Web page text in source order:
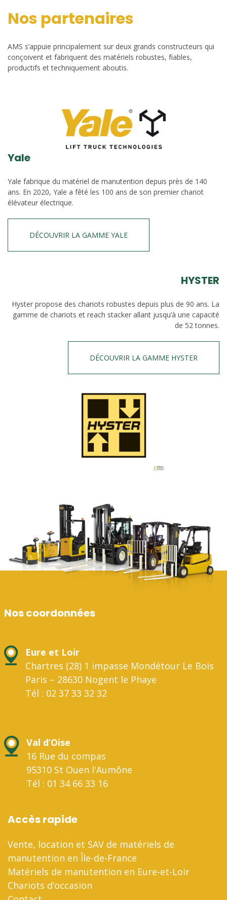
Nos partenaires
AMS s’appuie principalement sur deux grands constructeurs qui
conçoivent et fabriquent des matériels robustes, fiables,
productifs et techniquement aboutis.
Yale
Yale fabrique du matériel de manutention depuis près de 140
ans. En 2020, Yale a fêté les 100 ans de son premier chariot
élévateur électrique.
DÉCOUVRIR LA GAMME YALE
HYSTER
Hyster propose des chariots robustes depuis plus de 90 ans. La
gamme de chariots et reach stacker allant jusqu’à une capacité
de 52 tonnes.
DÉCOUVRIR LA GAMME HYSTER
Nos coordonnées
Eure et Loir
Chartres (28) 1 impasse Mondétour Le Bois
Paris – 28630 Nogent le Phaye
Tél : 02 37 33 32 32
Val d’Oise
16 Rue du compas
95310 St Ouen l'Aumône
Tél : 01 34 66 33 16
Accès rapide
Vente, location et SAV de matériels de
manutention en Île-de-France
Matériels de manutention en Eure-et-Loir
Chariots d’occasion